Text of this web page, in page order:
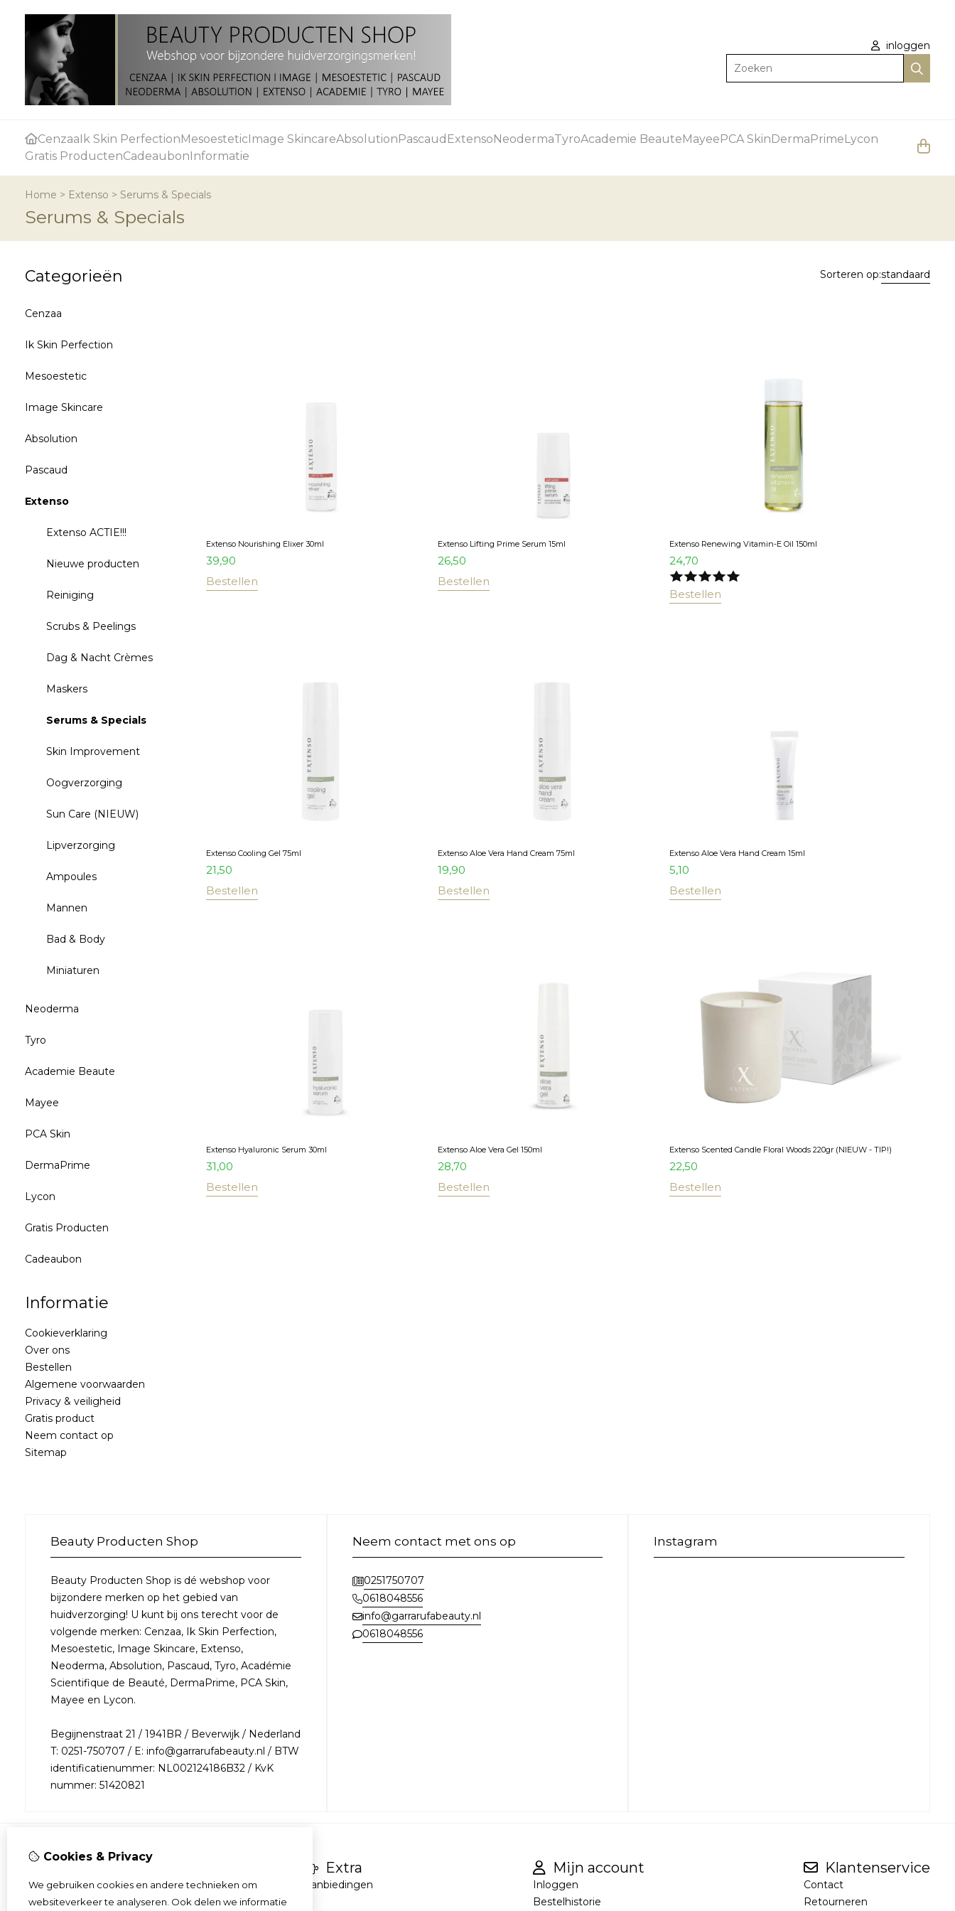
inloggen
Zoeken
CenzaaIk Skin PerfectionMesoesteticImage SkincareAbsolutionPascaud ExtensoNeodermaTyroAcademie BeauteMayeePCA SkinDermaPrimeLycon
Gratis ProductenCadeaubonInformatie
Home > Extenso > Serums & Specials
Serums & Specials
Categorieën
Cenzaa
Ik Skin Perfection
Mesoestetic
Image Skincare
Absolution
Pascaud
Extenso
Extenso ACTIE!!!
Nieuwe producten
Reiniging
Scrubs & Peelings
Dag & Nacht Crèmes
Maskers
Serums & Specials
Skin Improvement
Oogverzorging
Sun Care (NIEUW)
Lipverzorging
Ampoules
Mannen
Bad & Body
Miniaturen
Neoderma
Tyro
Academie Beaute
Mayee
PCA Skin
DermaPrime
Lycon
Gratis Producten
Cadeaubon
Informatie
Cookieverklaring
Over ons
Bestellen
Algemene voorwaarden
Privacy & veiligheid
Gratis product
Neem contact op
Sitemap
Sorteren op:standaard
Extenso Nourishing Elixer 30ml
39,90
Bestellen
Extenso Lifting Prime Serum 15ml
26,50
Bestellen
Extenso Renewing Vitamin-E Oil 150ml
24,70
Bestellen
Extenso Cooling Gel 75ml
21,50
Bestellen
Extenso Aloe Vera Hand Cream 75ml
19,90
Bestellen
Extenso Aloe Vera Hand Cream 15ml
5,10
Bestellen
Extenso Hyaluronic Serum 30ml
31,00
Bestellen
Extenso Aloe Vera Gel 150ml
28,70
Bestellen
Extenso Scented Candle Floral Woods 220gr (NIEUW - TIP!)
22,50
Bestellen
Beauty Producten Shop
Beauty Producten Shop is dé webshop voor
bijzondere merken op het gebied van
huidverzorging! U kunt bij ons terecht voor de
volgende merken: Cenzaa, Ik Skin Perfection,
Mesoestetic, Image Skincare, Extenso,
Neoderma, Absolution, Pascaud, Tyro, Académie
Scientifique de Beauté, DermaPrime, PCA Skin,
Mayee en Lycon.
Begijnenstraat 21 / 1941BR / Beverwijk / Nederland
T: 0251-750707 / E: info@garrarufabeauty.nl / BTW
identificatienummer: NL002124186B32 / KvK
nummer: 51420821
Neem contact met ons op
0251750707
0618048556
info@garrarufabeauty.nl
0618048556
Instagram
Over ons
Bestellen
Extra
Aanbiedingen
Mijn account
Inloggen
Bestelhistorie
Klantenservice
Contact
Retourneren
Cookies & Privacy
We gebruiken cookies en andere technieken om
websiteverkeer te analyseren. Ook delen we informatie